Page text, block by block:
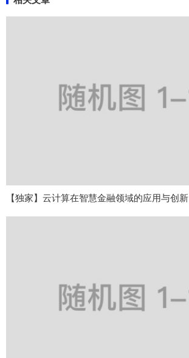
【独家】云计算在智慧金融领域的应用与创新